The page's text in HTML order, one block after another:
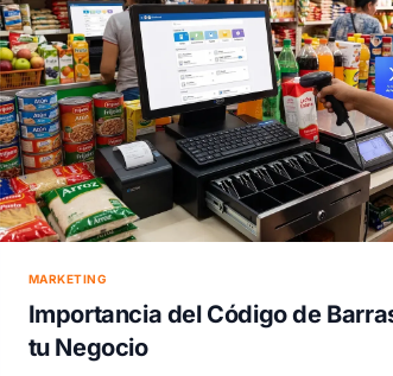
MARKETING
Importancia del Código de
tu Negocio